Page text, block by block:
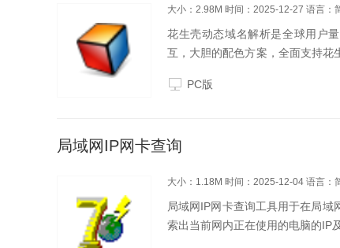
大小：2.98M 时间：2025-12-27 语言：
花生壳动态域名解析是全球用户
互，大胆的配色方案，全面支持花
器端口映射，解决部份运营商无
生壳动态...
PC版
局域网IP网卡查询
大小：1.18M 时间：2025-12-04 语言：
局域网IP网卡查询工具用于在局
索出当前网内正在使用的电脑的IP